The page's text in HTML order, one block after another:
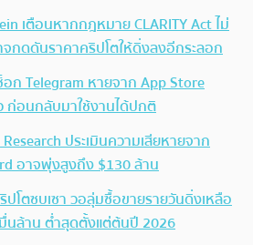
เตือนหากกฎหมาย CLARITY Act ไม่
กดดันราคาคริปโตให้ดิ่งลงอีกระลอก
ก Telegram หายจาก App Store
ก่อนกลับมาใช้งานได้ปกติ
ประเมินความเสียหายจาก
อาจพุ่งสูงถึง $130 ล้าน
โตซบเซา วอลุ่มซื้อขายรายวันดิ่งเหลือ
นล้าน ต่ำสุดตั้งแต่ต้นปี 2026